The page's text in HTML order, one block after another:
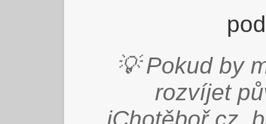
💡 Pokud by
rozvíjet
iChotěboř.cz,